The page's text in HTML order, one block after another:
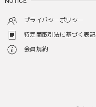
プライバシーポリシー
特定商取引法に基づく表記
会員規約